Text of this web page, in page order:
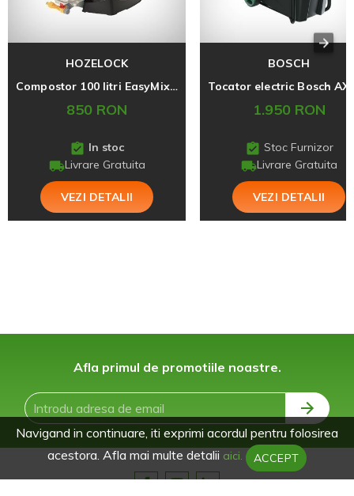
HOZELOCK
Compostor 100 litri EasyMix 2 in 1, Hozelock
850 RON
In stoc
Livrare Gratuita
VEZI DETALII
BOSCH
1.950 RON
Stoc Furnizor
Livrare Gratuita
VEZI DETALII
Afla primul de promotiile noastre.
Navigand in continuare, iti exprimi acordul pentru folosirea
acestora. Afla mai multe detalii aici. ACCEPT